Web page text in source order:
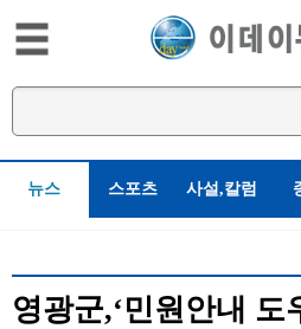
뉴스 스포츠 사설,칼럼
영광군,‘민원안내 도